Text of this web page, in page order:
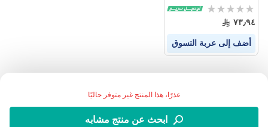
عذرًا، هذا المنتج غير متوفر حاليًا
ابحث عن منتج مشابه
Rating:
0%
٧٣٫٩٤
أضف إلى عربة التسوق